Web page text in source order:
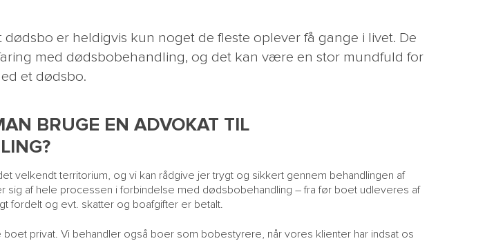
dødsbo er heldigvis kun noget de fleste oplever få gange i livet. De
med dødsbobehandling, og det kan være en stor mundfuld for
et dødsbo.
BRUGE EN ADVOKAT TIL
velkendt territorium, og vi kan rådgive jer trygt og sikkert gennem behandlingen af
sig af hele processen i forbindelse med dødsbobehandling – fra før boet udleveres af
fordelt og evt. skatter og boafgifter er betalt.
boet privat. Vi behandler også boer som bobestyrere, når vores klienter har indsat os